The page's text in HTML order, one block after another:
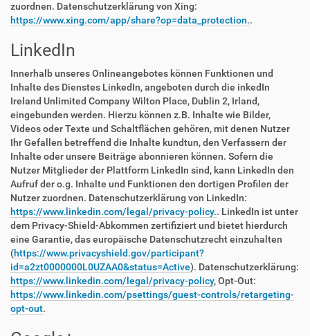
zuordnen. Datenschutzerklärung von Xing:
https://www.xing.com/app/share?op=data_protection..
LinkedIn
Innerhalb unseres Onlineangebotes können Funktionen und
Inhalte des Dienstes LinkedIn, angeboten durch die inkedIn
Ireland Unlimited Company Wilton Place, Dublin 2, Irland,
eingebunden werden. Hierzu können z.B. Inhalte wie Bilder,
Videos oder Texte und Schaltflächen gehören, mit denen Nutzer
Ihr Gefallen betreffend die Inhalte kundtun, den Verfassern der
Inhalte oder unsere Beiträge abonnieren können. Sofern die
Nutzer Mitglieder der Plattform LinkedIn sind, kann LinkedIn den
Aufruf der o.g. Inhalte und Funktionen den dortigen Profilen der
Nutzer zuordnen. Datenschutzerklärung von LinkedIn:
https://www.linkedin.com/legal/privacy-policy.. LinkedIn ist unter
dem Privacy-Shield-Abkommen zertifiziert und bietet hierdurch
eine Garantie, das europäische Datenschutzrecht einzuhalten
(https://www.privacyshield.gov/participant?
id=a2zt0000000L0UZAA0&status=Active). Datenschutzerklärung:
https://www.linkedin.com/legal/privacy-policy, Opt-Out:
https://www.linkedin.com/psettings/guest-controls/retargeting-
opt-out.